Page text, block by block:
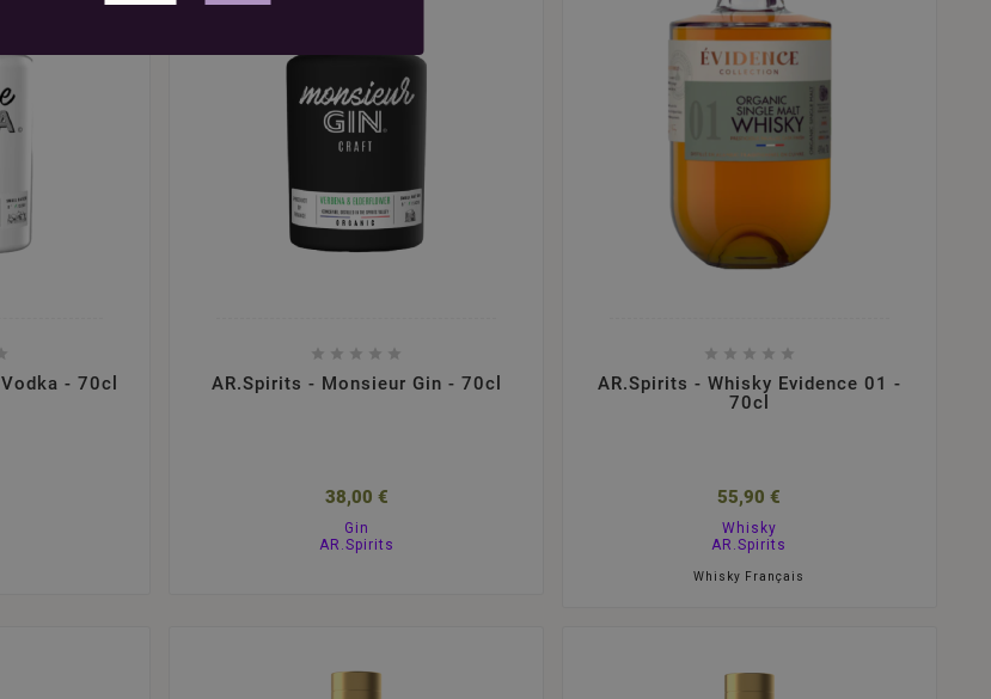
- 70cl
    
AR.Spirits - Monsieur Gin - 70cl
38,00 €
Gin
AR.Spirits
    
AR.Spirits - Whisky Evidence 01 -
70cl
55,90 €
Whisky
AR.Spirits
Whisky Français